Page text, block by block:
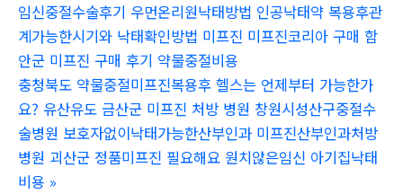
임신중절수술후기 우먼온리원낙태방법 인공낙태약 복용후관
계가능한시기와 낙태확인방법 미프진 미프진코리아 구매 함
안군 미프진 구매 후기 약물중절비용
충청북도 약물중절미프진복용후 헬스는 언제부터 가능한가
요? 유산유도 금산군 미프진 처방 병원 창원시성산구중절수
술병원 보호자없이낙태가능한산부인과 미프진산부인과처방
병원 괴산군 정품미프진 필요해요 원치않은임신 아기집낙태
비용 »